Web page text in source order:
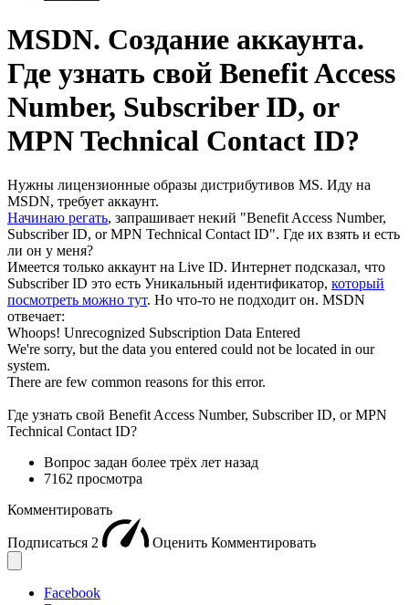
MSDN. Создание аккаунта.
Где узнать свой Benefit Access
Number, Subscriber ID, or
MPN Technical Contact ID?
Нужны лицензионные образы дистрибутивов MS. Иду на
MSDN, требует аккаунт.
Начинаю регать, запрашивает некий "Benefit Access Number,
Subscriber ID, or MPN Technical Contact ID". Где их взять и есть
ли он у меня?
Имеется только аккаунт на Live ID. Интернет подсказал, что
Subscriber ID это есть Уникальный идентификатор, который
посмотреть можно тут. Но что-то не подходит он. MSDN
отвечает:
Whoops! Unrecognized Subscription Data Entered
We're sorry, but the data you entered could not be located in our
system.
There are few common reasons for this error.
Где узнать свой Benefit Access Number, Subscriber ID, or MPN
Technical Contact ID?
Вопрос задан более трёх лет назад
7162 просмотра
Комментировать
Подписаться 2 Оценить Комментировать
Facebook